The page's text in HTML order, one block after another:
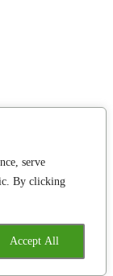
serve
By clicking
Accept All